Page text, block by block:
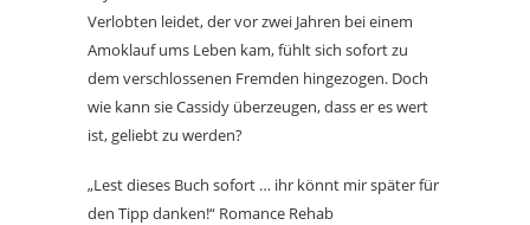
Verlobten leidet, der vor zwei Jahren bei einem
Amoklauf ums Leben kam, fühlt sich sofort zu
dem verschlossenen Fremden hingezogen. Doch
wie kann sie Cassidy überzeugen, dass er es wert
ist, geliebt zu werden?
„Lest dieses Buch sofort … ihr könnt mir später für
den Tipp danken!“ Romance Rehab